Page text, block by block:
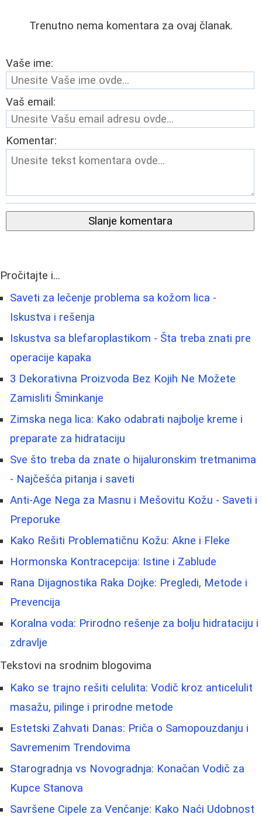
Trenutno nema komentara za ovaj članak.
Vaše ime:
Vaš email:
Komentar:
Slanje komentara
Pročitajte i...
Saveti za lečenje problema sa kožom lica -
Iskustva i rešenja
Iskustva sa blefaroplastikom - Šta treba znati pre
operacije kapaka
3 Dekorativna Proizvoda Bez Kojih Ne Možete
Zamisliti Šminkanje
Zimska nega lica: Kako odabrati najbolje kreme i
preparate za hidrataciju
Sve što treba da znate o hijaluronskim tretmanima
- Najčešća pitanja i saveti
Anti-Age Nega za Masnu i Mešovitu Kožu - Saveti i
Preporuke
Kako Rešiti Problematičnu Kožu: Akne i Fleke
Hormonska Kontracepcija: Istine i Zablude
Rana Dijagnostika Raka Dojke: Pregledi, Metode i
Prevencija
Koralna voda: Prirodno rešenje za bolju hidrataciju i
zdravlje
Tekstovi na srodnim blogovima
Kako se trajno rešiti celulita: Vodič kroz anticelulit
masažu, pilinge i prirodne metode
Estetski Zahvati Danas: Priča o Samopouzdanju i
Savremenim Trendovima
Starogradnja vs Novogradnja: Konačan Vodič za
Kupce Stanova
Savršene Cipele za Venčanje: Kako Naći Udobnost